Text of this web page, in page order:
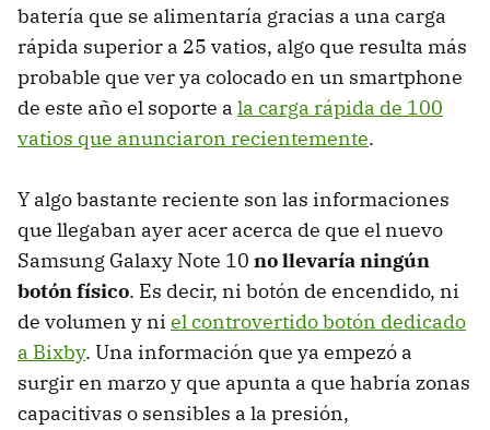
batería que se alimentaría gracias a una carga
rápida superior a 25 vatios, algo que resulta más
probable que ver ya colocado en un smartphone
de este año el soporte a la carga rápida de 100
vatios que anunciaron recientemente.
Y algo bastante reciente son las informaciones
que llegaban ayer acer acerca de que el nuevo
Samsung Galaxy Note 10 no llevaría ningún
botón físico. Es decir, ni botón de encendido, ni
de volumen y ni el controvertido botón dedicado
a Bixby. Una información que ya empezó a
surgir en marzo y que apunta a que habría zonas
capacitivas o sensibles a la presión,